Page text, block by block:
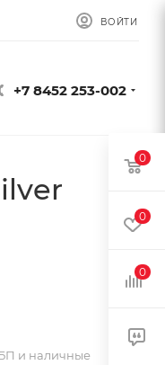
ВОЙТИ
+7 8452 253-002
и наличные
0
0
0